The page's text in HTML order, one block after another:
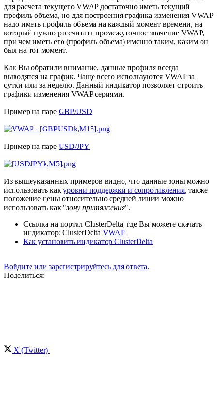
для расчета текущего VWAP достаточно иметь текущий
профиль объема, но для построения графика изменения VWAP
надо иметь профиль объема на каждый момент времени, на
который нужно рассчитать промежуточное значение VWAP,
при чем иметь его (профиль объема) именно таким, каким он
был на тот момент.
Как Вы обратили внимание, данные профиля всегда
выводятся на график. Чаще всего используются VWAP за
сутки или за неделю. Данный индикатор позволяет строить
графики изменения VWAP сериями.
Пример на паре GBP/USD
Пример на паре USD/JPY
Из вышеуказанных примеров видно, что данные зоны можно
использовать как уровни поддержки и сопротивления, также
положение цены относительно средней линии можно
использовать как "зону притяжения".
Ссылка на портал ClusterDelta, где Вы можете скачать
индикатор: ClusterDelta VWAP
Как установить индикатор ClusterDelta
Войдите или зарегистрируйтесь для ответа.
Поделиться:
X (Twitter)